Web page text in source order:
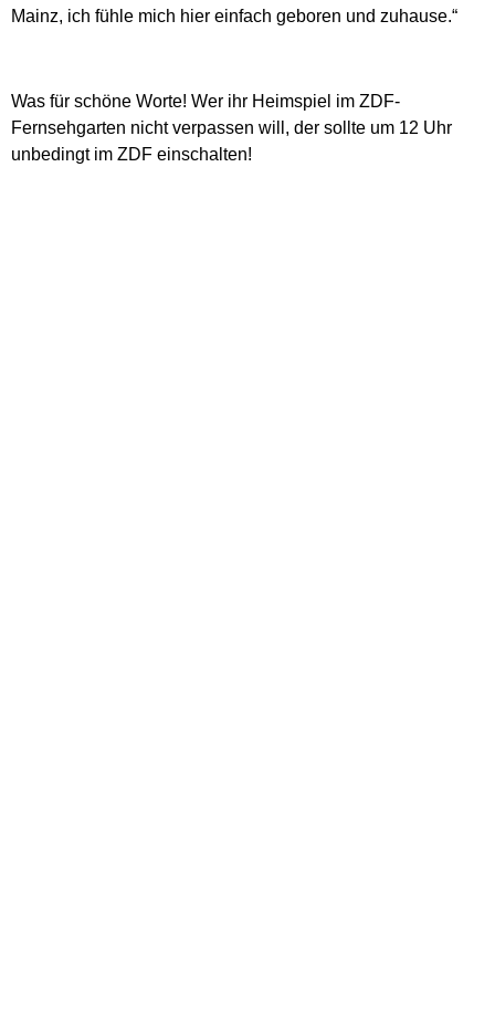
Mainz, ich fühle mich hier einfach geboren und zuhause.“
Was für schöne Worte! Wer ihr Heimspiel im ZDF-
Fernsehgarten nicht verpassen will, der sollte um 12 Uhr
unbedingt im ZDF einschalten!